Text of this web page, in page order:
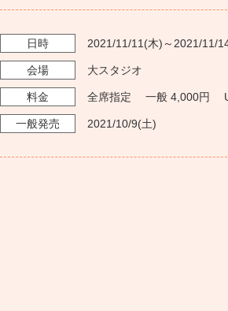
日時 2021/11/11 (木)～ 2021/11/
会場 大スタジオ
料金 全席指定 一般 4,000円
一般発売 2021/10/9(土)